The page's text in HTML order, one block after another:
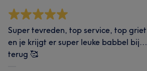
Super tevreden, top service, top
en je krijgt er super leuke babbel
terug 🥰